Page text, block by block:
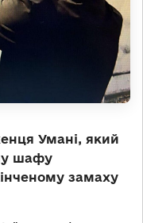
Умані, який
шафу
замаху